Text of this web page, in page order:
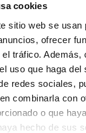
cookies
sitio web se usan
ofrecer
tráfico. Además,
uso que haga del
redes sociales,
combinarla con
o que
hecho de sus
Envase
Ampoule